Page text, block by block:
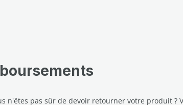
n'êtes pas sûr de devoir retourner votre produit ?